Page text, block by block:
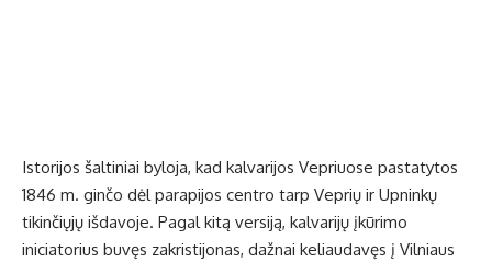
Istorijos šaltiniai byloja, kad kalvarijos Vepriuose pastatytos
1846 m. ginčo dėl parapijos centro tarp Veprių ir Upninkų
tikinčiųjų išdavoje. Pagal kitą versiją, kalvarijų įkūrimo
iniciatorius buvęs zakristijonas, dažnai keliaudavęs į Vilniaus